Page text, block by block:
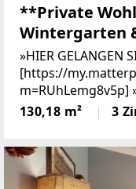
**Private
Wintergarten
ins Grüne**
»HIER GELANGEN
[https://
m=RUhLemg8v5p]
[https://
130,18 m² 3